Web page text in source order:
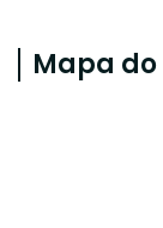
Mapa